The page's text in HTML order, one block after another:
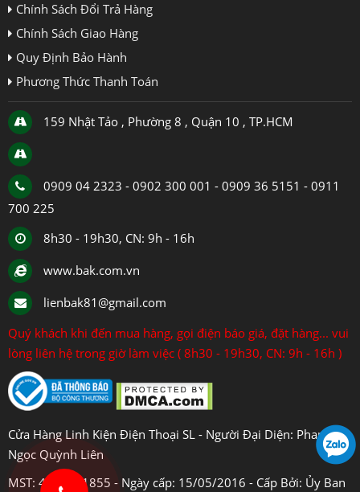
Chính Sách Đổi Trả Hàng
Chính Sách Giao Hàng
Quy Định Bảo Hành
Phương Thức Thanh Toán
159 Nhật Tảo , Phường 8 , Quận 10 , TP.HCM
0909 04 2323 - 0902 300 001 - 0909 36 5151 - 0911
700 225
8h30 - 19h30, CN: 9h - 16h
www.bak.com.vn
lienbak81@gmail.com
Quý khách khi đến mua hàng, gọi điện báo giá, đặt hàng... vui
lòng liên hệ trong giờ làm việc ( 8h30 - 19h30, CN: 9h - 16h )
Cửa Hàng Linh Kiện Điện Thoại SL - Người Đại Diện: Phan
Ngọc Quỳnh Liên
MST: 4108031855 - Ngày cấp: 15/05/2016 - Cấp Bởi: Ủy Ban